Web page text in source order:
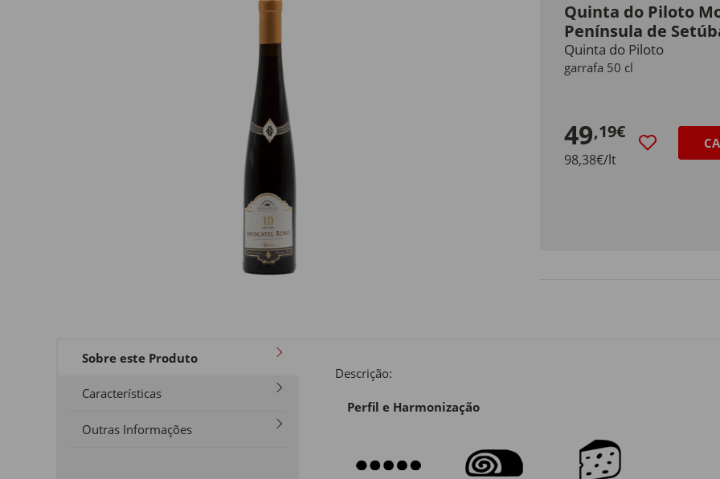
Quinta do Piloto
Península de
Quinta do Piloto
garrafa 50 cl
49,19€
98,38€/lt
Sobre este Produto
Características
Outras Informações
Descrição:
Perfil e Harmonização